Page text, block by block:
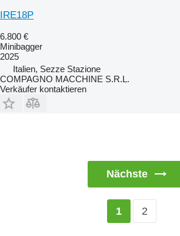
IRE18P
6.800 €
Minibagger
2025
Italien, Sezze Stazione
COMPAGNO MACCHINE S.R.L.
Verkäufer kontaktieren
Nächste
1 2